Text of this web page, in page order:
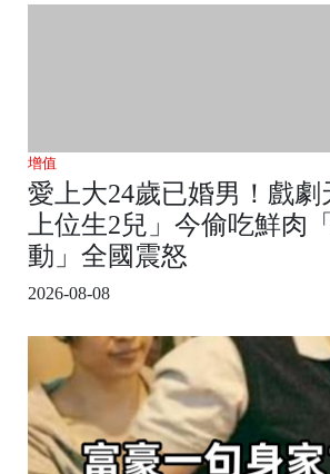
增值
愛上大24歲已婚男！戲劇
上位生2兒」今偷吃鮮肉
動」全國震怒
2026-08-08